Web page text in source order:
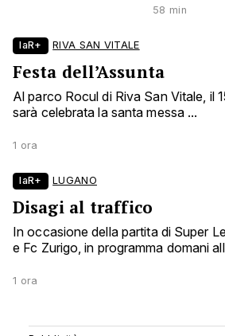
58 min
laR+ RIVA SAN VITALE
Festa dell’Assunta
Al parco Rocul di Riva San Vitale, il
sarà celebrata la santa messa ...
1 ora
laR+ LUGANO
Disagi al traffico
In occasione della partita di Super
e Fc Zurigo, in programma domani
1 ora